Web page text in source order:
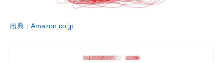
出典：Amazon.co.jp